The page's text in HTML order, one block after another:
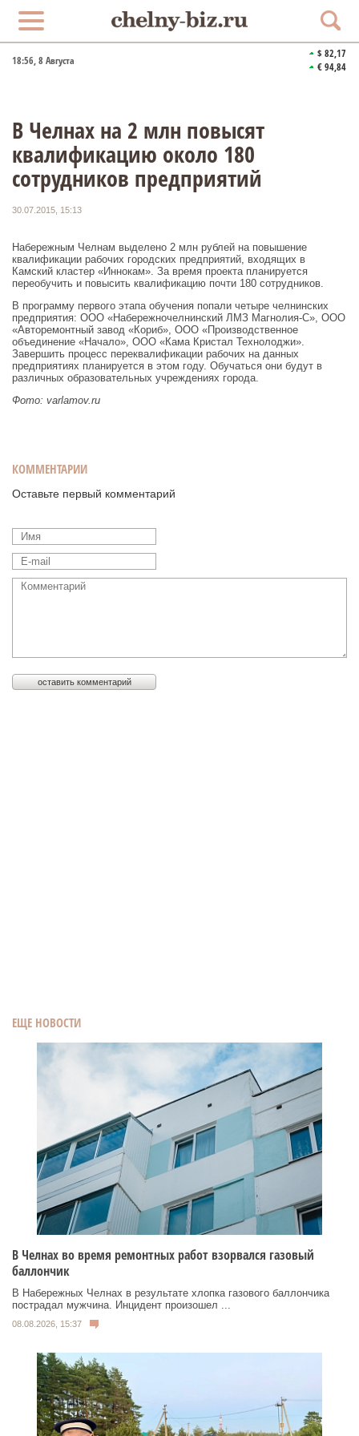
18:56, 8 Августа
$ 82,17
€ 94,84
ЕЩЕ НОВОСТИ
В Челнах во время ремонтных работ взорвался газовый
баллончик
В Набережных Челнах в результате хлопка газового баллончика
пострадал мужчина. Инцидент произошел ...
08.08.2026, 15:37
В Челнах на 2 млн повысят
квалификацию около 180
сотрудников предприятий
30.07.2015, 15:13
Набережным Челнам выделено 2 млн рублей на повышение
квалификации рабочих городских предприятий, входящих в
Камский кластер «Иннокам». За время проекта планируется
переобучить и повысить квалификацию почти 180 сотрудников.
В программу первого этапа обучения попали четыре челнинских
предприятия: ООО «Набережночелнинский ЛМЗ Магнолия-С», ООО
«Авторемонтный завод «Кориб», ООО «Производственное
объединение «Начало», ООО «Кама Кристал Технолоджи».
Завершить процесс переквалификации рабочих на данных
предприятиях планируется в этом году. Обучаться они будут в
различных образовательных учреждениях города.
Фото: varlamov.ru
КОММЕНТАРИИ
Оставьте первый комментарий